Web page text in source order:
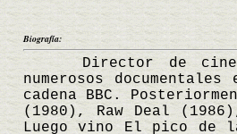
Biografía:
Director de cine
numerosos
cadena BBC.
(1980), Raw Deal
Luego vino El pico de